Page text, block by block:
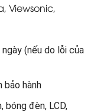
Viewsonic,
(nếu do lỗi của
bảo hành
bóng đèn, LCD,